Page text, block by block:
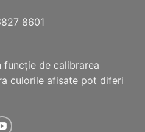
8601
funcţie de calibrarea
culorile afisate pot diferi